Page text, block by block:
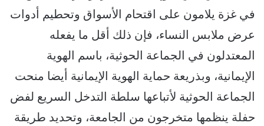
في غزة يلامون على اقتحام الأسواق وتحطيم أدوات
عرض ملابس النساء، فإن ذلك أقل ما يفعله
المعتدلون في الجماعة الحوثية، باسم الهوية
الإيمانية، وبذريعة حماية الهوية الإيمانية أيضا منحت
الجماعة الحوثية لأتباعها سلطة التدخل السريع لفض
حفلة ينظمها متخرجون من الجامعة، وتحديد طريقة